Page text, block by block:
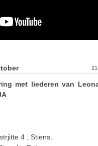
met liederen van
4 , Stiens.